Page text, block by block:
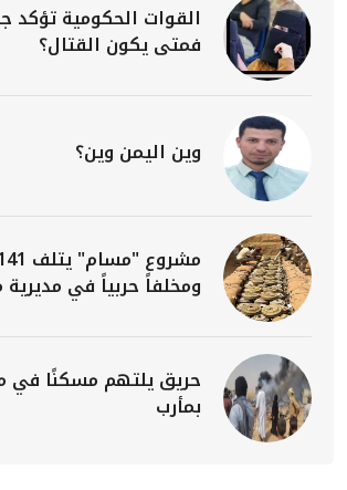
القوات الحكومية تؤكد
فمتى يكون القتال؟
وين اليمن وين؟
ومخلفاً حربياً في
حريق يلتهم مسكنًا في
بمأرب